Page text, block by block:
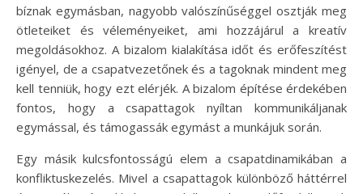
bíznak egymásban, nagyobb valószínűséggel osztják meg
ötleteiket és véleményeiket, ami hozzájárul a kreatív
megoldásokhoz. A bizalom kialakítása időt és erőfeszítést
igényel, de a csapatvezetőnek és a tagoknak mindent meg
kell tenniük, hogy ezt elérjék. A bizalom építése érdekében
fontos, hogy a csapattagok nyíltan kommunikáljanak
egymással, és támogassák egymást a munkájuk során.
Egy másik kulcsfontosságú elem a csapatdinamikában a
konfliktuskezelés. Mivel a csapattagok különböző háttérrel